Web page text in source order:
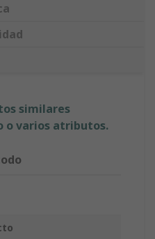
similares
o varios atributos.